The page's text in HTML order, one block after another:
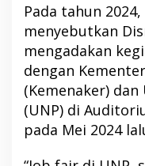
Pada tahun
menyebutkan
mengadakan
dengan
(Kemenaker)
(UNP) di
pada Mei 2024